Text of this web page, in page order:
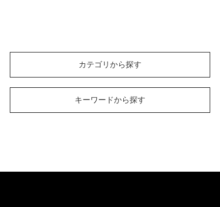
カテゴリから探す
キーワードから探す